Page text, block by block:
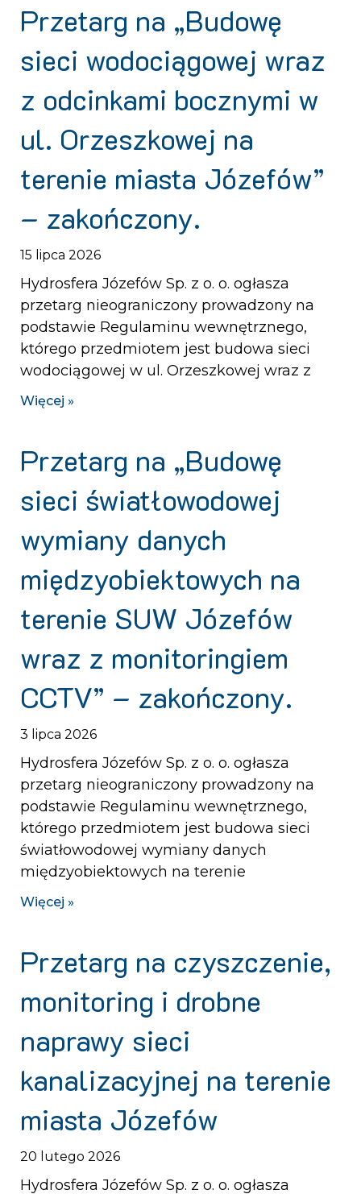
Przetarg na „Budowę
sieci wodociągowej wraz
z odcinkami bocznymi w
ul. Orzeszkowej na
terenie miasta Józefów”
– zakończony.
15 lipca 2026
Hydrosfera Józefów Sp. z o. o. ogłasza
przetarg nieograniczony prowadzony na
podstawie Regulaminu wewnętrznego,
którego przedmiotem jest budowa sieci
wodociągowej w ul. Orzeszkowej wraz z
Więcej »
Przetarg na „Budowę
sieci światłowodowej
wymiany danych
międzyobiektowych na
terenie SUW Józefów
wraz z monitoringiem
CCTV” – zakończony.
3 lipca 2026
Hydrosfera Józefów Sp. z o. o. ogłasza
przetarg nieograniczony prowadzony na
podstawie Regulaminu wewnętrznego,
którego przedmiotem jest budowa sieci
światłowodowej wymiany danych
międzyobiektowych na terenie
Więcej »
Przetarg na czyszczenie,
monitoring i drobne
naprawy sieci
kanalizacyjnej na terenie
miasta Józefów
20 lutego 2026
Hydrosfera Józefów Sp. z o. o. ogłasza